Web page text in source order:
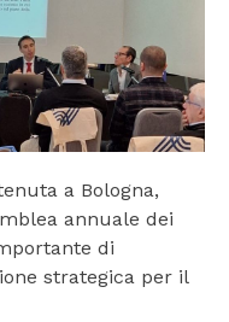
a Bologna,
annuale dei
di
strategica per il